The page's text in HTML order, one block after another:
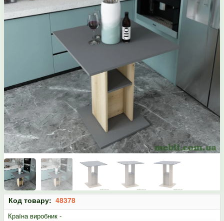
Код товару: 48378
Країна виробник -